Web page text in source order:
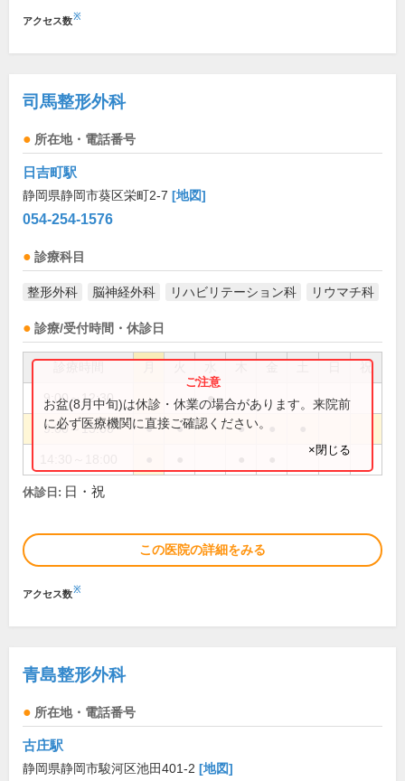
アクセス数※
司馬整形外科
所在地・電話番号
日吉町駅
静岡県静岡市葵区栄町2-7 [地図]
054-254-1576
診療科目
整形外科 脳神経外科 リハビリテーション科 リウマチ科
診療/受付時間・休診日
祝
9:00～12:30 ●
9:00～13:00 ● ● ●
お盆(8月中旬)は休診・休業の場合があります。来院前
に必ず医療機関に直接ご確認ください。
×閉じる
休診日: 日・祝
この医院の詳細をみる
アクセス数※
青島整形外科
所在地・電話番号
古庄駅
静岡県静岡市駿河区池田401-2 [地図]